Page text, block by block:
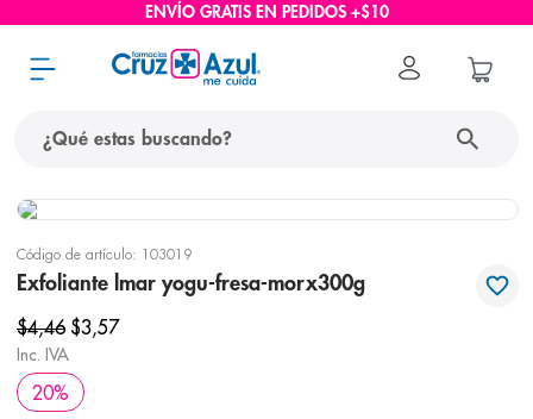
ENVÍO GRATIS EN PEDIDOS +$10
Código de artículo: 103019
Exfoliante lmar yogu-fresa-morx300g
$4,46 $3,57
Inc. IVA
20%
términos más buscados
1 protector solar
3.
4. cerave